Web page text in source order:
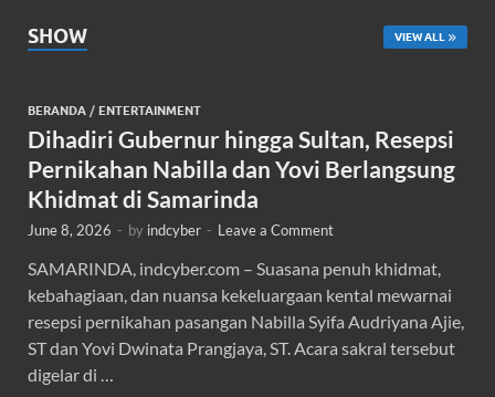
SHOW VIEW ALL
BERANDA / ENTERTAINMENT
Dihadiri Gubernur hingga Sultan, Resepsi
Pernikahan Nabilla dan Yovi Berlangsung
Khidmat di Samarinda
June 8, 2026 - by indcyber - Leave a Comment
SAMARINDA, indcyber.com – Suasana penuh khidmat,
kebahagiaan, dan nuansa kekeluargaan kental mewarnai
resepsi pernikahan pasangan Nabilla Syifa Audriyana Ajie,
ST dan Yovi Dwinata Prangjaya, ST. Acara sakral tersebut
digelar di …